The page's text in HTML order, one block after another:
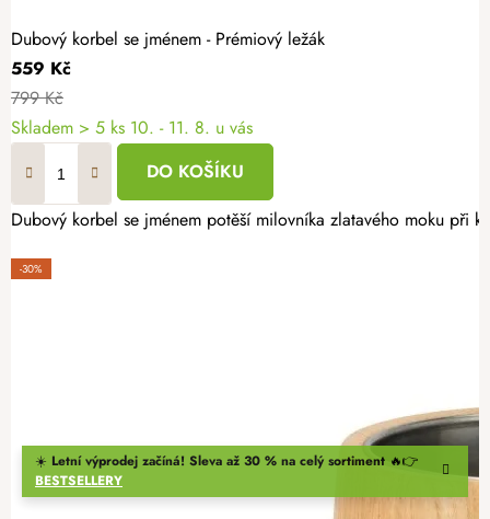
☀️ Letní výprodej začíná! Sleva až 30 % na celý sortiment 🔥👉
BESTSELLERY
Dubový korbel se jménem - Prémiový ležák
559 Kč
799 Kč
Skladem > 5 ks 10. - 11. 8. u vás
DO KOŠÍKU
Dubový korbel se jménem potěší milovníka zlatavého moku při
-30%